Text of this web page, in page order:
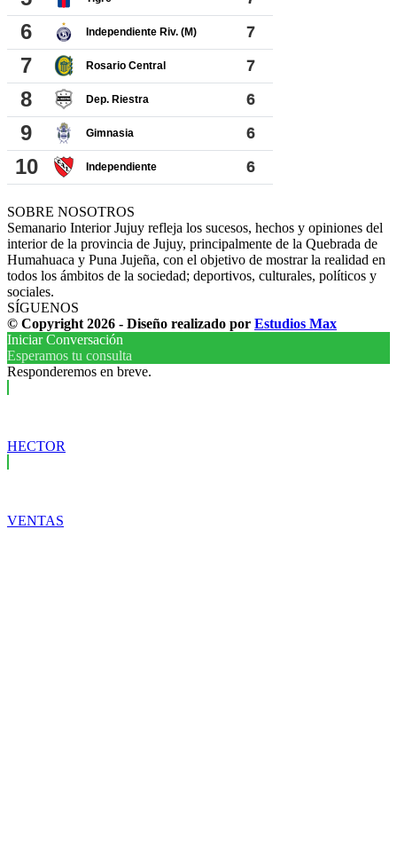
SOBRE NOSOTROS
Semanario Interior Jujuy refleja los sucesos, hechos y opiniones del
interior de la provincia de Jujuy, principalmente de la Quebrada de
Humahuaca y Puna Jujeña, con el objetivo de mostrar la realidad en
todos los ámbitos de la sociedad; deportivos, culturales, políticos y
sociales.
SÍGUENOS
© Copyright 2026 - Diseño realizado por Estudios Max
Iniciar Conversación
Esperamos tu consulta
Responderemos en breve.
HECTOR
VENTAS